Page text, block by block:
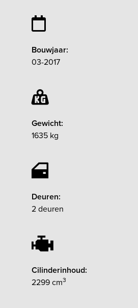
Bouwjaar:
03-2017
Gewicht:
1635 kg
Deuren:
2 deuren
Cilinderinhoud:
2299 cm3